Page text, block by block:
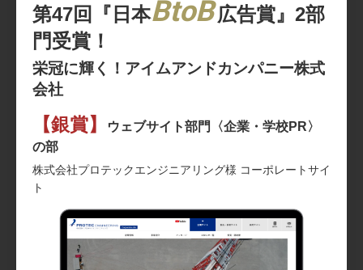
第47回『日本BtoB 広告賞』2部
門受賞！
栄冠に輝く！アイムアンドカンパニー株式
会社
【銀賞】
ウェブサイト部門〈企業・学校PR〉
の部
株式会社プロテックエンジニアリング様 コーポレートサイ
ト